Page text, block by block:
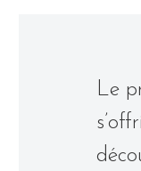
Le